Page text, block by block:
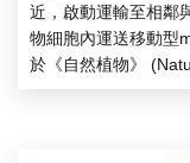
近，啟動運輸至相鄰
物細胞內運送移動型
於《自然植物》